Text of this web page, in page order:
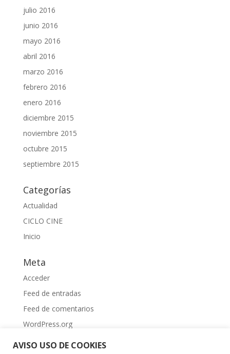
julio 2016
junio 2016
mayo 2016
abril 2016
marzo 2016
febrero 2016
enero 2016
diciembre 2015
noviembre 2015
octubre 2015
septiembre 2015
Categorías
Actualidad
CICLO CINE
Inicio
Meta
Acceder
Feed de entradas
Feed de comentarios
WordPress.org
AVISO USO DE COOKIES